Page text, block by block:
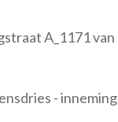
A_1171 van
- inneming